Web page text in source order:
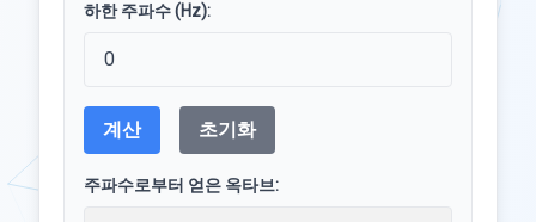
하한 주파수 (Hz):
계산 초기화
주파수로부터 얻은 옥타브: